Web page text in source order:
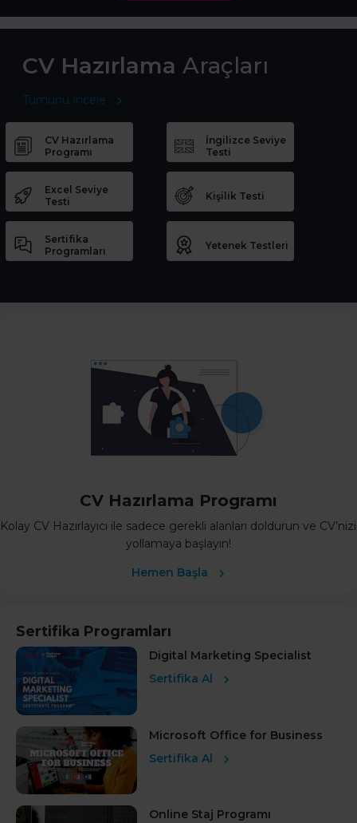
CV Hazırlama Araçları
Tümünü İncele
CV Hazırlama
Programı
İngilizce Seviye
Testi
Excel Seviye
Testi
Kişilik Testi
Sertifika
Programları
Yetenek Testleri
CV Hazırlama Programı
Kolay CV Hazırlayıcı ile sadece gerekli alanları doldurun ve CV’nizi
yollamaya başlayın!
Hemen Başla
Sertifika Programları
Digital Marketing Specialist
Sertifika Al
Microsoft Office for Business
Sertifika Al
Online Staj Programı